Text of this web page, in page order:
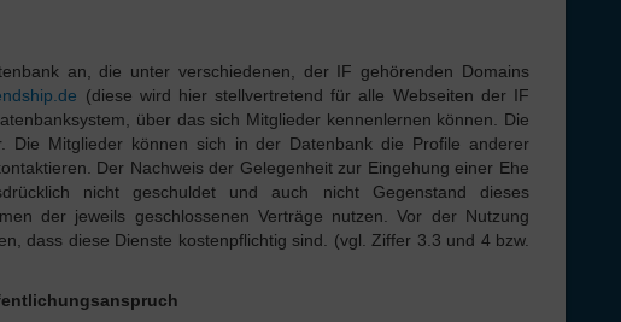
an, die unter verschiedenen, der IF gehörenden Domains
(diese wird hier stellvertretend für alle Webseiten der IF
über das sich Mitglieder kennenlernen können. Die
Die Mitglieder können sich in der Datenbank die Profile anderer
Der Nachweis der Gelegenheit zur Eingehung einer Ehe
nicht geschuldet und auch nicht Gegenstand dieses
der jeweils geschlossenen Verträge nutzen. Vor der Nutzung
dass diese Dienste kostenpflichtig sind. (vgl. Ziffer 3.3 und 4 bzw.